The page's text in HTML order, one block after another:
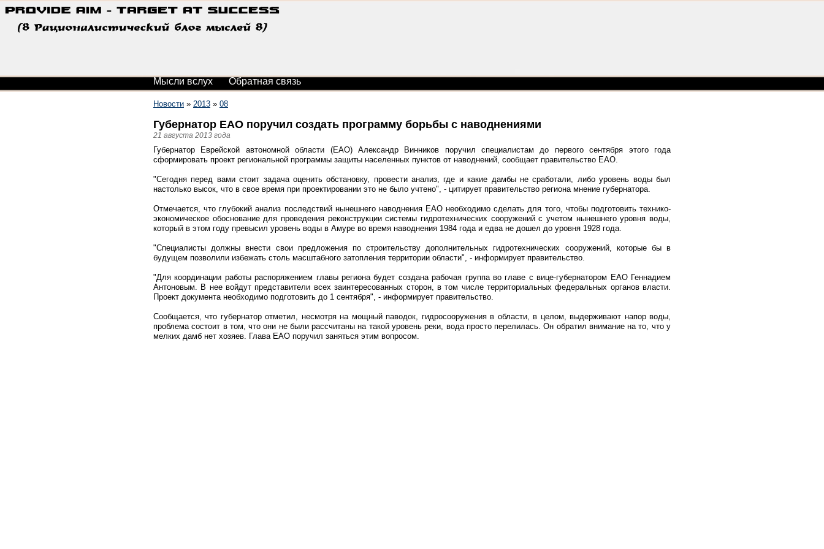
Мысли вслух Обратная связь
Новости » 2013 » 08
Губернатор ЕАО поручил создать программу борьбы с наводнениями
21 августа 2013 года
Губернатор Еврейской автономной области (ЕАО) Александр Винников поручил специалистам до первого сентября этого года
сформировать проект региональной программы защиты населенных пунктов от наводнений, сообщает правительство ЕАО.
"Сегодня перед вами стоит задача оценить обстановку, провести анализ, где и какие дамбы не сработали, либо уровень воды был
настолько высок, что в свое время при проектировании это не было учтено", - цитирует правительство региона мнение губернатора.
Отмечается, что глубокий анализ последствий нынешнего наводнения ЕАО необходимо сделать для того, чтобы подготовить технико-
экономическое обоснование для проведения реконструкции системы гидротехнических сооружений с учетом нынешнего уровня воды,
который в этом году превысил уровень воды в Амуре во время наводнения 1984 года и едва не дошел до уровня 1928 года.
"Специалисты должны внести свои предложения по строительству дополнительных гидротехнических сооружений, которые бы в
будущем позволили избежать столь масштабного затопления территории области", - информирует правительство.
"Для координации работы распоряжением главы региона будет создана рабочая группа во главе с вице-губернатором ЕАО Геннадием
Антоновым. В нее войдут представители всех заинтересованных сторон, в том числе территориальных федеральных органов власти.
Проект документа необходимо подготовить до 1 сентября", - информирует правительство.
Сообщается, что губернатор отметил, несмотря на мощный паводок, гидросооружения в области, в целом, выдерживают напор воды,
проблема состоит в том, что они не были рассчитаны на такой уровень реки, вода просто перелилась. Он обратил внимание на то, что у
мелких дамб нет хозяев. Глава ЕАО поручил заняться этим вопросом.